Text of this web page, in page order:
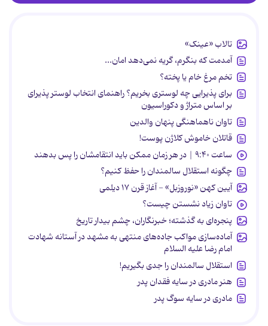
تالاب «عینک»
آمدمت که بنگرم، گریه نمی‌دهد امان...
تخم مرغ خام یا پخته؟
برای پذیرایی چه لوستری بخریم؟ راهنمای انتخاب لوستر پذیرای
بر اساس متراژ و دکوراسیون
تاوان ناهماهنگی پنهان والدین
قاتلان خاموش کلاژن پوست!
ساعت ۹:۴۰ | در هر زمان ممکن باید انتقامشان را پس بدهند
چگونه استقلال سالمندان را حفظ کنیم؟
آیین کهن «نوروزبل» - آغاز قرن ۱۷ دیلمی
تاوان زیاد نشستن چیست؟
پنجره‌ای به گذشته؛ خبرنگاران، چشم بیدار تاریخ
آماده‌سازی مواکب جاده‌های منتهی به مشهد در آستانه شهادت
امام رضا علیه السلام
استقلال سالمندان را جدی بگیریم!
هنر مادری در سایه‌ فقدان پدر
مادری در سایه سوگ پدر